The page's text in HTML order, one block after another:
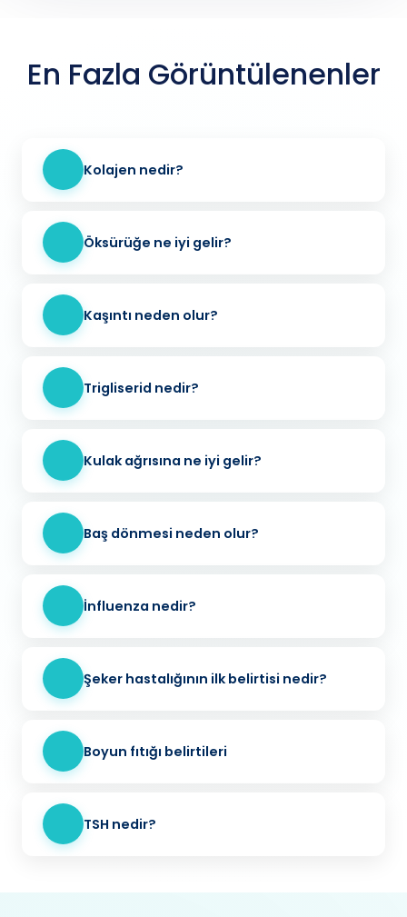
En Fazla Görüntülenenler
Kolajen nedir?
Öksürüğe ne iyi gelir?
Kaşıntı neden olur?
Trigliserid nedir?
Kulak ağrısına ne iyi gelir?
Baş dönmesi neden olur?
İnfluenza nedir?
Şeker hastalığının ilk belirtisi nedir?
Boyun fıtığı belirtileri
TSH nedir?